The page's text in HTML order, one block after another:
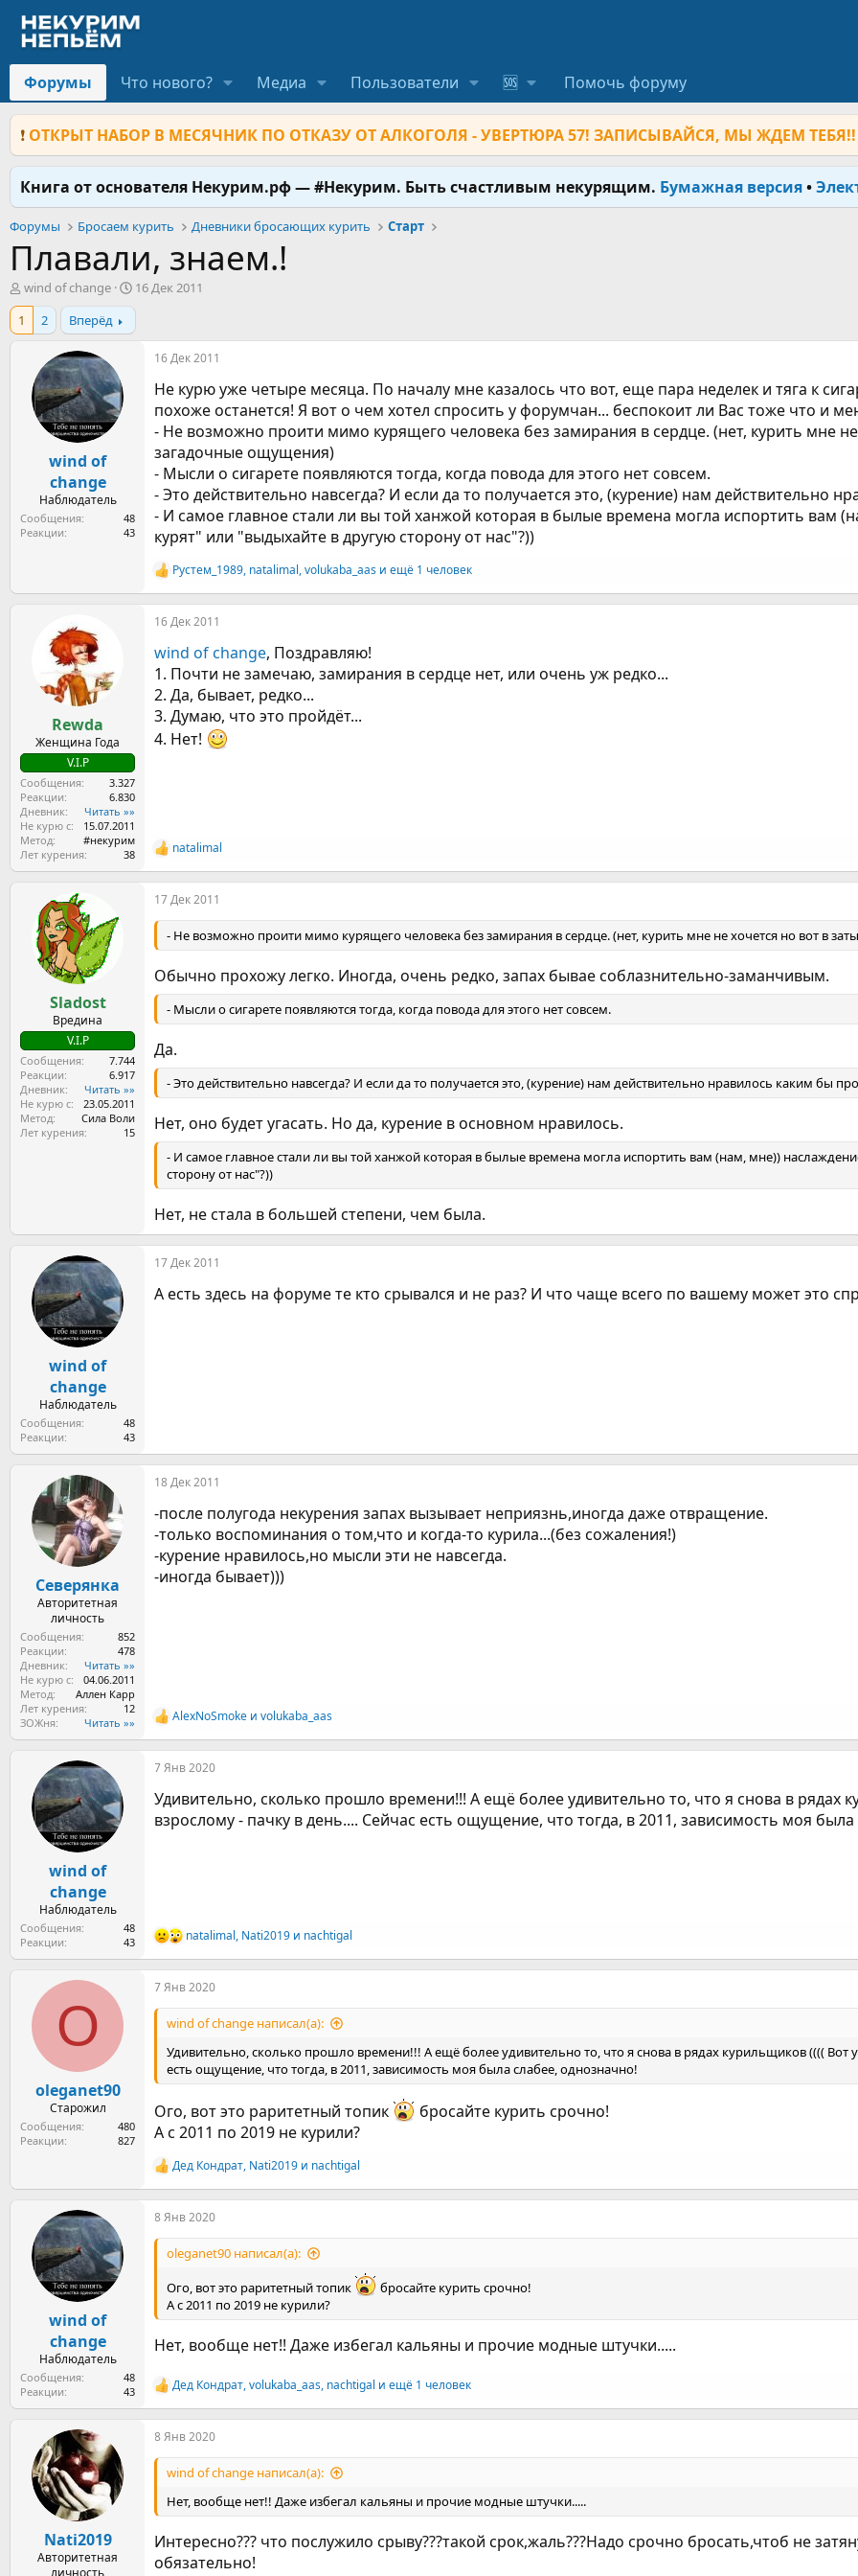
Форумы Что нового? Медиа Пользователи 🆘 Помочь форуму
❗ ОТКРЫТ НАБОР В МЕСЯЧНИК ПО ОТКАЗУ ОТ АЛКОГОЛЯ - УВЕРТЮРА 57! ЗАПИСЫВАЙСЯ, МЫ ЖДЕМ ТЕБЯ!!
Книга от основателя Некурим.рф — #Некурим. Быть счастливым некурящим. Бумажная версия•
Форумы Бросаем курить Дневники бросающих курить Старт
Плавали, знаем.!
А
в
о
м
wind of change
Д
а
16 Дек 2011
1
2 Вперёд
wind of
change
Наблюдатель
Сообщения
48
Реакции
43
16 Дек 2011
Не курю уже четыре месяца. По началу мне казалось что вот, еще пара неделек и тяга к
похоже останется! Я вот о чем хотел спросить у форумчан... беспокоит ли Вас тоже что и
- Не возможно проити мимо курящего человека без замирания в сердце. (нет, курить мне
загадочные ощущения)
- Мысли о сигарете появляются тогда, когда повода для этого нет совсем.
- Это действительно навсегда? И если да то получается это, (курение) нам действительно
- И самое главное стали ли вы той ханжой которая в былые времена могла испортить вам
курят" или "выдыхайте в другую сторону от нас"?))
Р
е
а
к
и
и
Рустем_1989, natalimal,volukaba_aas и ещё 1 человек
Rewda
Женщина Года
V.I.P
Сообщения
3.327
Реакции
6.830
Дневник
Читать »»
Не курю с
15.07.2011
Метод
#некурим
Лет курения
38
16 Дек 2011
wind of change, Поздравляю!
1. Почти не замечаю, замирания в сердце нет, или очень уж редко...
2. Да, бывает, редко...
3. Думаю, что это пройдёт...
4. Нет!
Р
е
а
к
и
natalimal
Sladost
Вредина
V.I.P
Сообщения
7.744
Реакции
6.917
Дневник
Читать »»
Не курю с
23.05.2011
Метод
Сила Воли
Лет курения
15
17 Дек 2011
- Не возможно проити мимо курящего человека без замирания в сердце. (нет, курить мне не хочется но вот в
Обычно прохожу легко. Иногда, очень редко, запах бывае соблазнительно-заманчивым.
- Мысли о сигарете появляются тогда, когда повода для этого нет совсем.
Да.
- Это действительно навсегда? И если да то получается это, (курение) нам действительно нравилось каким бы
Нет, оно будет угасать. Но да, курение в основном нравилось.
- И самое главное стали ли вы той ханжой которая в былые времена могла испортить вам (нам, мне))
сторону от нас"?))
Нет, не стала в большей степени, чем была.
wind of
change
Наблюдатель
Сообщения
48
Реакции
43
17 Дек 2011
А есть здесь на форуме те кто срывался и не раз? И что чаще всего по вашему может это
Северянка
Авторитетная
личность
Сообщения
852
Реакции
478
Дневник
Читать »»
Не курю с
04.06.2011
Метод
Аллен Карр
Лет курения
12
ЗОЖня
Читать »»
18 Дек 2011
-после полугода некурения запах вызывает неприязнь,иногда даже отвращение.
-только воспоминания о том,что и когда-то курила...(без сожаления!)
-курение нравилось,но мысли эти не навсегда.
-иногда бывает)))
Р
е
а
к
и
и
:
AlexNoSmoke и volukaba_aas
wind of
change
Наблюдатель
Сообщения
48
Реакции
43
7 Янв 2020
Удивительно, сколько прошло времени!!! А ещё более удивительно то, что я снова в рядах
взрослому - пачку в день.... Сейчас есть ощущение, что тогда, в 2011, зависимость моя
Р
е
а
к
natalimal, Nati2019 и nachtigal
O
oleganet90
Старожил
Сообщения
480
Реакции
827
7 Янв 2020
wind of change написал(а):
Удивительно, сколько прошло времени!!! А ещё более удивительно то, что я снова в рядах курильщиков ((((
есть ощущение, что тогда, в 2011, зависимость моя была слабее, однозначно!
Ого, вот это раритетный топик
бросайте курить срочно!
А с 2011 по 2019 не курили?
Р
е
а
к
Дед Кондрат, Nati2019 и nachtigal
wind of
change
Наблюдатель
Сообщения
48
Реакции
43
8 Янв 2020
oleganet90 написал(а):
Ого, вот это раритетный топик
бросайте курить срочно!
А с 2011 по 2019 не курили?
Нет, вообще нет!! Даже избегал кальяны и прочие модные штучки.....
Р
е
а
к
Дед Кондрат,volukaba_aas, nachtigal и ещё 1 человек
Nati2019
Авторитетная
8 Янв 2020
wind of change написал(а):
Нет, вообще нет!! Даже избегал кальяны и прочие модные штучки.....
Интересно??? что послужило срыву???такой срок,жаль???Надо срочно бросать,чтоб не
обязательно!